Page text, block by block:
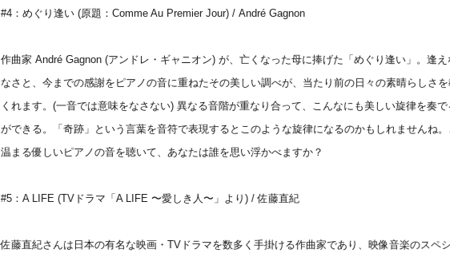
#4：めぐり逢い (原題：Comme Au Premier Jour) / André Gagnon
作曲家 André Gagnon (アンドレ・ギャニオン) が、亡くなった母に捧げた「めぐり逢い」。逢え
なさと、今までの感謝をピアノの音に重ねたその美しい調べが、当たり前の日々の素晴らしさ
くれます。(一音では意味をなさない) 異なる音階が重なり合って、こんなにも美しい旋律を奏で
ができる。「奇跡」という言葉を音符で表現するとこのような旋律になるのかもしれませんね
温まる優しいピアノの音を聴いて、あなたは誰を思い浮かべますか？
#5：A LIFE (TVドラマ「A LIFE 〜愛しき人〜」より) / 佐藤直紀
佐藤直紀さんは日本の有名な映画・TVドラマを数多く手掛ける作曲家であり、映像音楽のスペ